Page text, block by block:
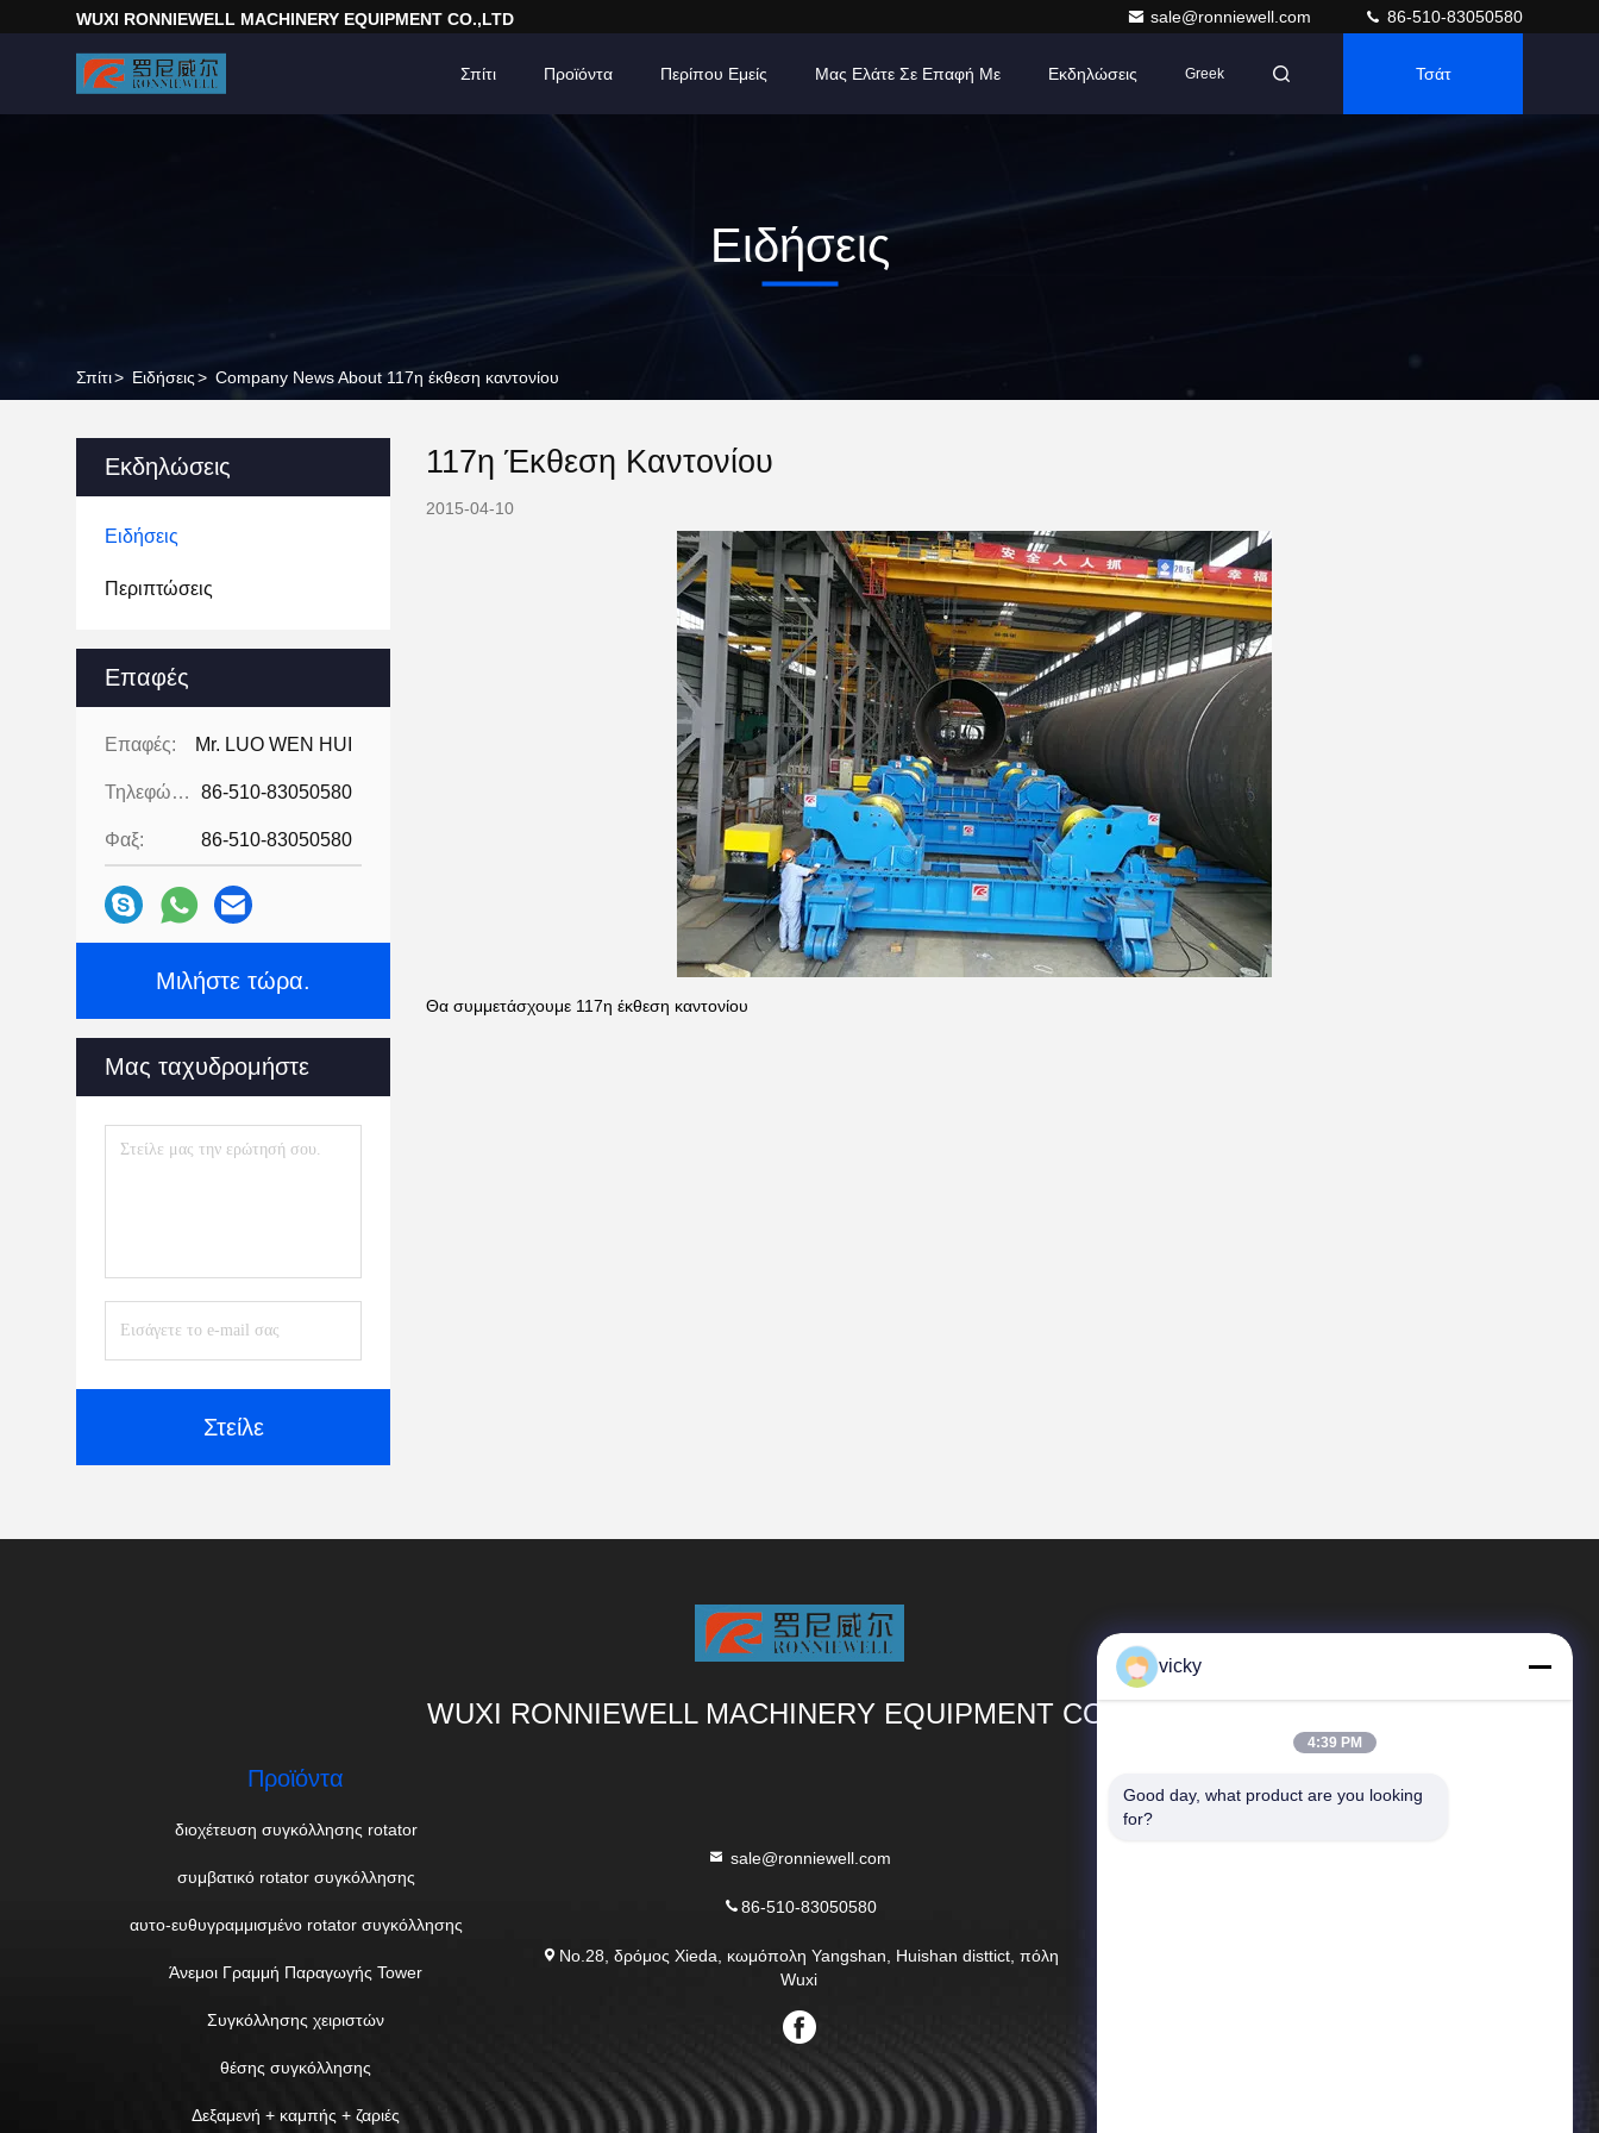
WUXI RONNIEWELL MACHINERY EQUIPMENT CO.,LTD sale@ronniewell.com 86-510-83050580
Σπίτι Προϊόντα Περίπου Εμείς Μας Ελάτε Σε Επαφή Με Εκδηλώσεις Greek Τσάτ
Ειδήσεις
Σπίτι> Ειδήσεις> Company News About 117η έκθεση καντονίου
Εκδηλώσεις
Ειδήσεις
Περιπτώσεις
Επαφές
Επαφές: Mr. LUO WEN HUI
Τηλεφώνημα: 86-510-83050580
Φαξ: 86-510-83050580
Μιλήστε τώρα.
Μας ταχυδρομήστε
Στείλε
117η Έκθεση Καντονίου
2015-04-10
Θα συμμετάσχουμε 117η έκθεση καντονίου
WUXI RONNIEWELL MACHINERY EQUIPMENT CO.,LTD
Προϊόντα
διοχέτευση συγκόλλησης rotator
συμβατικό rotator συγκόλλησης
αυτο-ευθυγραμμισμένο rotator συγκόλλησης
Άνεμοι Γραμμή Παραγωγής Tower
Συγκόλλησης χειριστών
θέσης συγκόλλησης
Δεξαμενή + καμπής + ζαριές
sale@ronniewell.com
86-510-83050580
No.28, δρόμος Xieda, κωμόπολη Yangshan, Huishan disttict, πόλη
Wuxi
vicky
4:39 PM
Good day, what product are you looking
for?